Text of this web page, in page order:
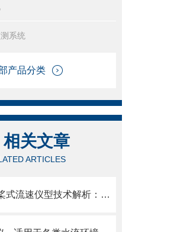
系统
产品分类
相关文章
ARTICLES
LS1206B旋桨式流速仪型技术解析：起点速度、测速范围、信号输出方式。